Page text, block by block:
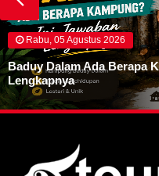
Rabu, 05 Agustus 2026
Baduy Dalam Ada Berapa
Lengkapnya